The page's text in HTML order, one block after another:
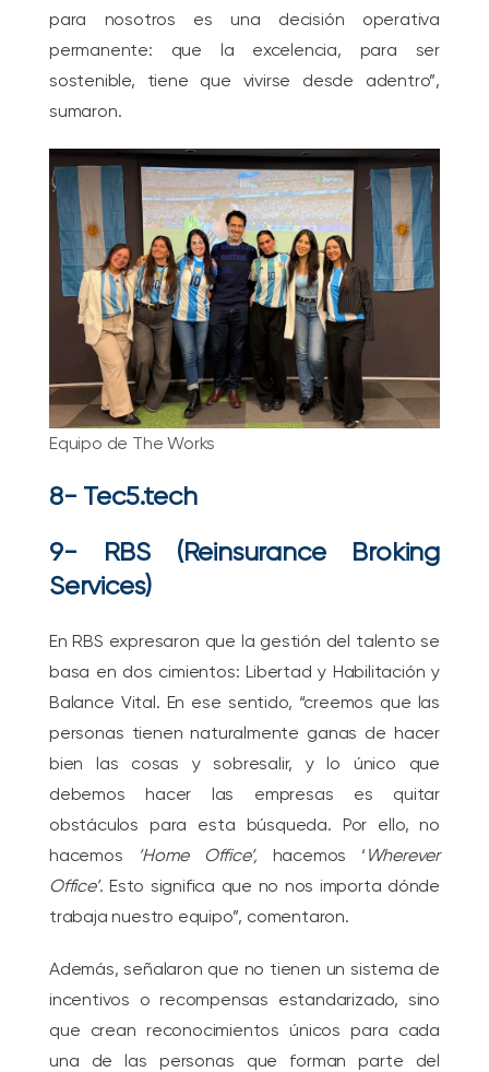
para nosotros es una decisión operativa
permanente: que la excelencia, para ser
sostenible, tiene que vivirse desde adentro”,
sumaron.
Equipo de The Works
8- Tec5.tech
9- RBS (Reinsurance Broking
Services)
En RBS expresaron que la gestión del talento se
basa en dos cimientos: Libertad y Habilitación y
Balance Vital. En ese sentido, “creemos que las
personas tienen naturalmente ganas de hacer
bien las cosas y sobresalir, y lo único que
debemos hacer las empresas es quitar
obstáculos para esta búsqueda. Por ello, no
hacemos
‘Home Office’, hacemos ‘ Wherever
Office’. Esto significa que no nos importa dónde
trabaja nuestro equipo”, comentaron.
Además, señalaron que no tienen un sistema de
incentivos o recompensas estandarizado, sino
que crean reconocimientos únicos para cada
una de las personas que forman parte del